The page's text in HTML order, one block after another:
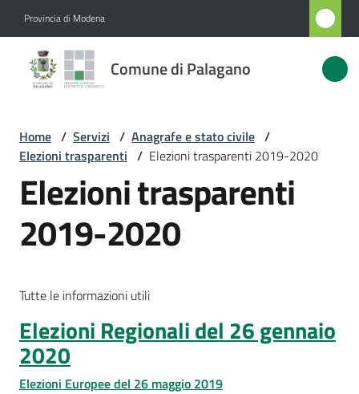
Provincia di Modena
Comune di Palagano
Comune
di
Vivere
Palagano
Home / Servizi / Anagrafe e stato civile /
Elezioni trasparenti / Elezioni trasparenti 2019-2020
Elezioni trasparenti
2019-2020
Tutte le informazioni utili
Elezioni Regionali del 26 gennaio
2020
Elezioni Europee del 26 maggio 2019